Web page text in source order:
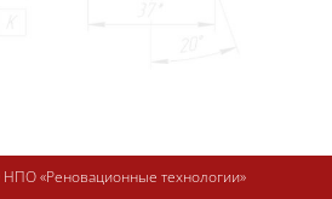
«Реновационные технологии»